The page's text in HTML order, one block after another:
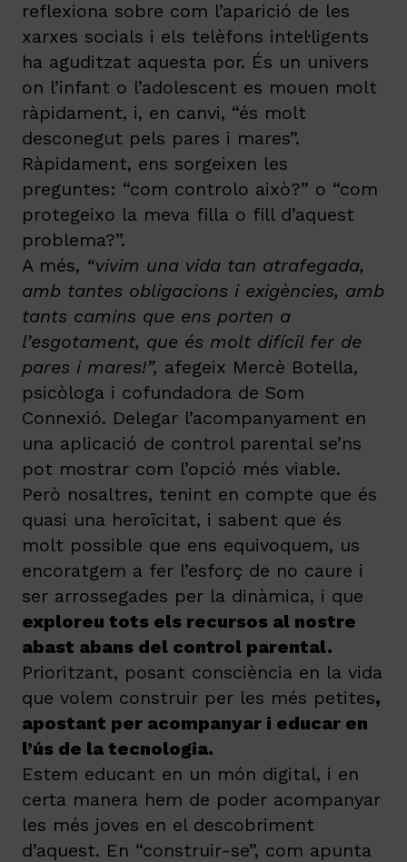
reflexiona sobre com l’aparició de les
xarxes socials i els telèfons intel·ligents
ha aguditzat aquesta por. És un univers
on l’infant o l’adolescent es mouen molt
ràpidament, i, en canvi, “és molt
desconegut pels pares i mares”.
Ràpidament, ens sorgeixen les
preguntes: “com controlo això?” o “com
protegeixo la meva filla o fill d’aquest
problema?”.
A més, “vivim una vida tan atrafegada,
amb tantes obligacions i exigències, amb
tants camins que ens porten a
l’esgotament, que és molt difícil fer de
pares i mares!”, afegeix Mercè Botella,
psicòloga i cofundadora de Som
Connexió. Delegar l’acompanyament en
una aplicació de control parental se’ns
pot mostrar com l’opció més viable.
Però nosaltres, tenint en compte que és
quasi una heroïcitat, i sabent que és
molt possible que ens equivoquem, us
encoratgem a fer l’esforç de no caure i
ser arrossegades per la dinàmica, i que
exploreu tots els recursos al nostre
abast abans del control parental.
Prioritzant, posant consciència en la vida
que volem construir per les més petites,
apostant per acompanyar i educar en
l’ús de la tecnologia.
Estem educant en un món digital, i en
certa manera hem de poder acompanyar
les més joves en el descobriment
d’aquest. En “construir-se”, com apunta